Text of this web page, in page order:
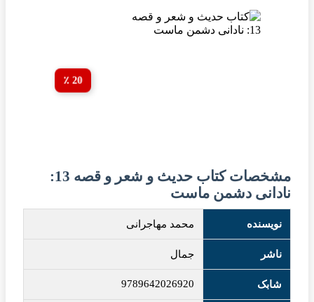
20 ٪
مشخصات کتاب حدیث و شعر و قصه 13:
نادانی دشمن ماست
نویسنده محمد مهاجرانی
ناشر جمال
شابک 9789642026920